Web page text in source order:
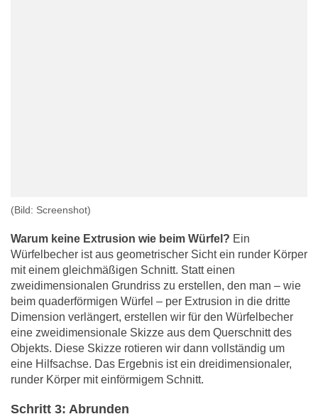
(Bild: Screenshot)
Warum keine Extrusion wie beim Würfel? Ein
Würfelbecher ist aus geometrischer Sicht ein runder Körper
mit einem gleichmäßigen Schnitt. Statt einen
zweidimensionalen Grundriss zu erstellen, den man – wie
beim quaderförmigen Würfel – per Extrusion in die dritte
Dimension verlängert, erstellen wir für den Würfelbecher
eine zweidimensionale Skizze aus dem Querschnitt des
Objekts. Diese Skizze rotieren wir dann vollständig um
eine Hilfsachse. Das Ergebnis ist ein dreidimensionaler,
runder Körper mit einförmigem Schnitt.
Schritt 3: Abrunden